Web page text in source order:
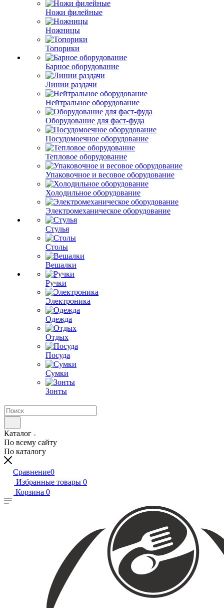
Ножи филейные
Ножницы
Топорики
Барное оборудование
Линии раздачи
Нейтральное оборудование
Оборудование для фаст-фуда
Посудомоечное оборудование
Тепловое оборудование
Упаковочное и весовое оборудование
Холодильное оборудование
Электромеханическое оборудование
Стулья
Столы
Вешалки
Ручки
Электроника
Одежда
Отдых
Посуда
Сумки
Зонты
Каталог
По всему сайту
По каталогу
Сравнение0
Избранные товары 0
Корзина 0